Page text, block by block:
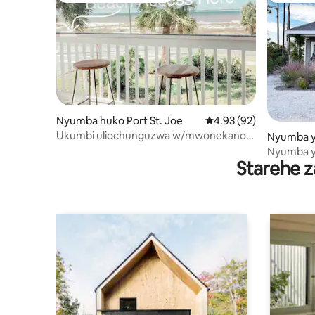
Nyumba huko Port St. Joe Ukadiriaji wa wastani
4.93 (92)
Ukumbi uliochunguzwa w/mwonekano
Nyumba
Port St.
Nyumba
vya
kutoka
Starehe